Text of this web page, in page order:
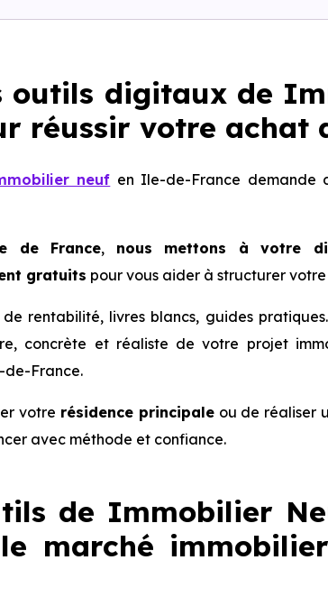
outils digitaux de
réussir votre achat
neuf en Ile-de-France demande
de France, nous mettons à votre
gratuits pour vous aider à structurer
rentabilité, livres blancs, guides
concrète et réaliste de votre projet
de-France.
votre résidence principaleou de réaliser
avec méthode et confiance.
de Immobilier
marché